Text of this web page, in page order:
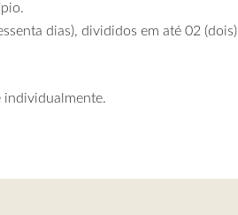
dias), divididos em até 02
individualmente.